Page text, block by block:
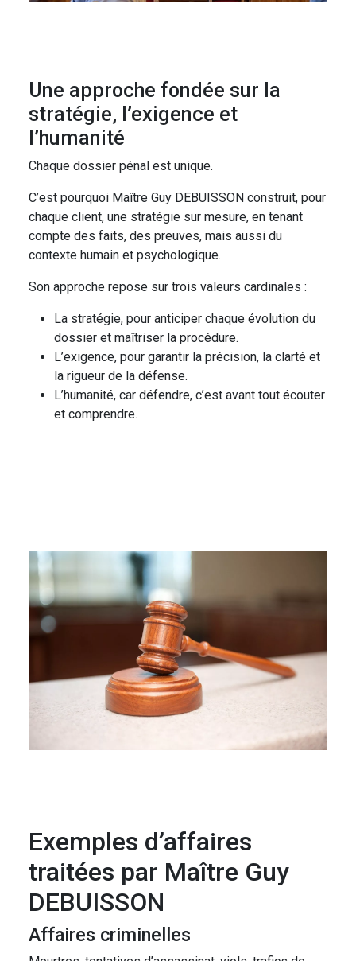
Une approche fondée sur la
stratégie, l’exigence et
l’humanité
Chaque dossier pénal est unique.
C’est pourquoi Maître Guy DEBUISSON construit, pour
chaque client, une stratégie sur mesure, en tenant
compte des faits, des preuves, mais aussi du
contexte humain et psychologique.
Son approche repose sur trois valeurs cardinales :
La stratégie, pour anticiper chaque évolution du
dossier et maîtriser la procédure.
L’exigence, pour garantir la précision, la clarté et
la rigueur de la défense.
L’humanité, car défendre, c’est avant tout écouter
et comprendre.
Exemples d’affaires
traitées par Maître Guy
DEBUISSON
Affaires criminelles